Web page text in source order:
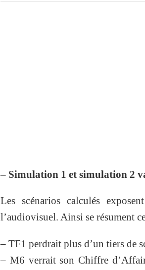
– Simulation 1 et simulation 2
Les scénarios calculés
l’audiovisuel. Ainsi se résument
– TF1 perdrait plus d’un tiers de
– M6 verrait son Chiffre